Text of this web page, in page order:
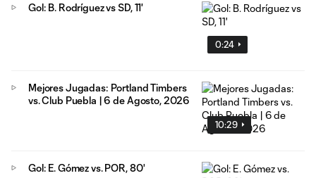
0:24
Gol: B. Rodríguez vs SD, 11'
10:29
Mejores Jugadas: Portland Timbers
vs. Club Puebla | 6 de Agosto, 2026
Gol: E. Gómez vs. POR, 80'